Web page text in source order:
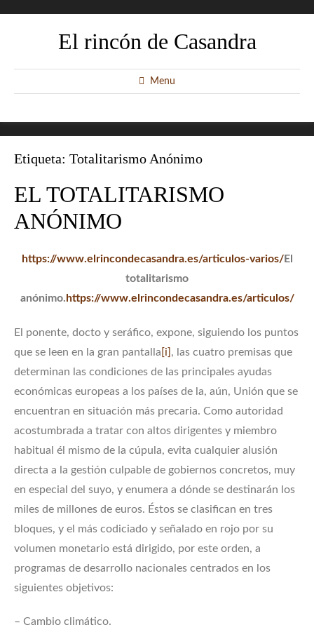
El rincón de Casandra
Menu
Etiqueta: Totalitarismo Anónimo
EL TOTALITARISMO
ANÓNIMO
https://www.elrincondecasandra.es/articulos-varios/El
totalitarismo
anónimo. https://www.elrincondecasandra.es/articulos/
El ponente, docto y seráfico, expone, siguiendo los puntos
que se leen en la gran pantalla[i], las cuatro premisas que
determinan las condiciones de las principales ayudas
económicas europeas a los países de la, aún, Unión que se
encuentran en situación más precaria. Como autoridad
acostumbrada a tratar con altos dirigentes y miembro
habitual él mismo de la cúpula, evita cualquier alusión
directa a la gestión culpable de gobiernos concretos, muy
en especial del suyo, y enumera a dónde se destinarán los
miles de millones de euros. Éstos se clasifican en tres
bloques, y el más codiciado y señalado en rojo por su
volumen monetario está dirigido, por este orden, a
programas de desarrollo nacionales centrados en los
siguientes objetivos:
– Cambio climático.